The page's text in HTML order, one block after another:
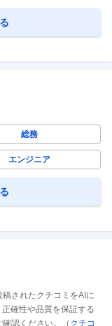
総務
エンジニア
されたクチコミをAIに
確性や品質を保証する
確認ください。（ クチコ